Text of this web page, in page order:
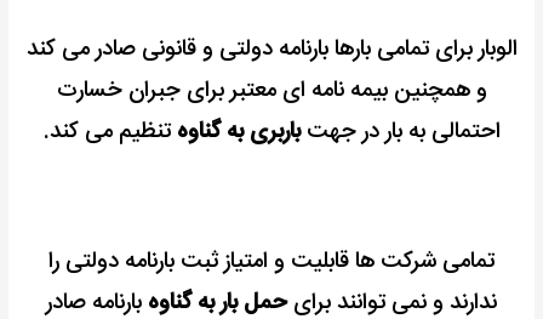
الوبار برای تمامی بارها بارنامه دولتی و قانونی صادر می کند
وهمچنین بیمه نامه ای معتبر برای جبران خسارت
احتمالی به بار در جهتباربری به گناوهتنظیم می کند.
تمامی شرکت ها قابلیت و امتیاز ثبت بارنامه دولتی را
ندارند و نمی توانند برایحمل بار به گناوه بارنامه صادر